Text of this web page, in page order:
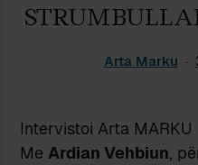
Arta Marku
Intervistoi Arta MARKU
MeArdian Vehbiun,